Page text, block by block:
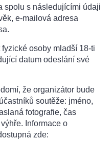
spolu s následujícími údaji
e-mailová adresa
osoby mladší 18-ti
datum odeslání své
že organizátor bude
soutěže: jméno,
fotografie, čas
Informace o
zde: